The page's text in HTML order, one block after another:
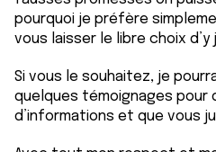
pourquoi je préfère
vous laisser le libre choix
Si vous le souhaitez, je
quelques témoignages pour
d’informations et que vous